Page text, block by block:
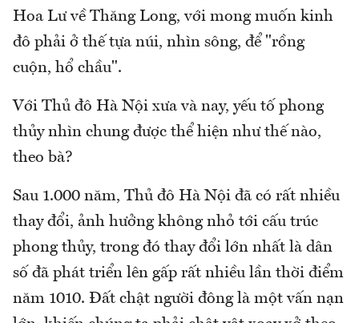
Hoa Lư về Thăng Long, với mong muốn kinh
đô phải ở thế tựa núi, nhìn sông, để "rồng
cuộn, hổ chầu".
Với Thủ đô Hà Nội xưa và nay, yếu tố phong
thủy nhìn chung được thể hiện như thế nào,
theo bà?
Sau 1.000 năm, Thủ đô Hà Nội đã có rất nhiều
thay đổi, ảnh hưởng không nhỏ tới cấu trúc
phong thủy, trong đó thay đổi lớn nhất là dân
số đã phát triển lên gấp rất nhiều lần thời điểm
năm 1010. Đất chật người đông là một vấn nạn